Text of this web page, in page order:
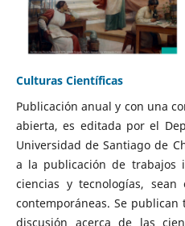
Culturas Científicas
Publicación anual y con una
abierta, es editada por el
Universidad de Santiago de
a la publicación de trabajos
ciencias y tecnologías,
contemporáneas. Se
discusión acerca de las